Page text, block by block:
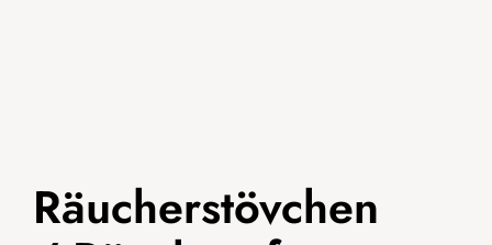
Räucherstövchen